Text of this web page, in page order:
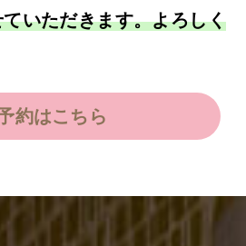
いただきます。よろしく
約はこちら